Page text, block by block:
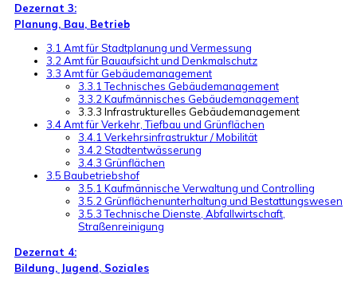
Dezernat 3:
Planung, Bau, Betrieb
3.1 Amt für Stadtplanung und Vermessung
3.2 Amt für Bauaufsicht und Denkmalschutz
3.3 Amt für Gebäudemanagement
3.3.1 Technisches Gebäudemanagement
3.3.2 Kaufmännisches Gebäudemanagement
3.3.3 Infrastrukturelles Gebäudemanagement
3.4 Amt für Verkehr, Tiefbau und Grünflächen
3.4.1 Verkehrsinfrastruktur / Mobilität
3.4.2 Stadtentwässerung
3.4.3 Grünflächen
3.5 Baubetriebshof
3.5.1 Kaufmännische Verwaltung und Controlling
3.5.2 Grünflächenunterhaltung und Bestattungswesen
3.5.3 Technische Dienste, Abfallwirtschaft,
Straßenreinigung
Dezernat 4:
Bildung, Jugend, Soziales